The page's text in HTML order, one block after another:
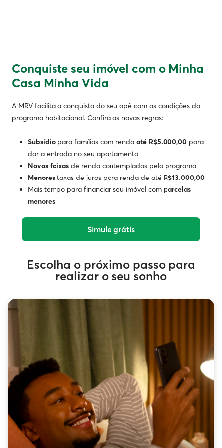
Conquiste seu imóvel com o Minha
Casa Minha Vida
A MRV facilita a conquista do seu apê com as condições do
programa habitacional. Confira as novas regras:
Subsídio para famílias com renda até R$5.000,00 para
dar a entrada no seu apartamento
Novas faixas de renda contempladas pelo programa
Menores taxas de juros para renda de até R$13.000,00
Mais tempo para financiar seu imóvel com parcelas
menores
Simule grátis
Escolha o próximo passo para
realizar o seu sonho